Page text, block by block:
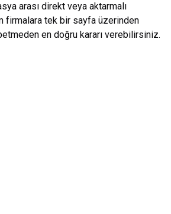
arası direkt veya aktarmalı
firmalara tek bir sayfa üzerinden
en doğru kararı verebilirsiniz.